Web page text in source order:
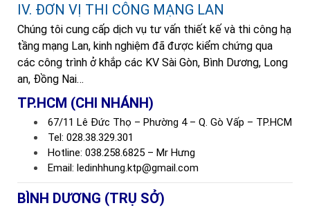
IV. ĐƠN VỊ THI CÔNG MẠNG LAN
Chúng tôi cung cấp dịch vụ tư vấn thiết kế và thi công hạ
tầng mạng Lan, kinh nghiệm đã được kiểm chứng qua
các công trình ở khắp các KV Sài Gòn, Bình Dương, Long
an, Đồng Nai…
TP.HCM (CHI NHÁNH)
67/11 Lê Đức Thọ – Phường 4 – Q. Gò Vấp – TP.HCM
Tel: 028.38.329.301
Hotline: 038.258.6825 – Mr Hưng
Email: ledinhhung.ktp@gmail.com
BÌNH DƯƠNG (TRỤ SỞ)